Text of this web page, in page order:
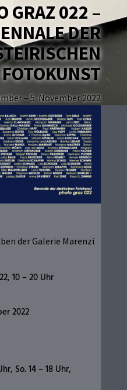
GRAZ 022 –
DER
FOTOKUNST
– 5. November 2022
der Galerie Marenzi
10 – 20 Uhr
2022
So. 14 – 18 Uhr,